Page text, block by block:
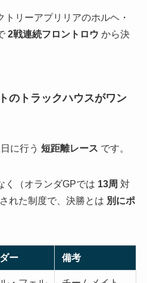
リーアプリリアのホルヘ・
2戦連続フロントロウ から決
のトラックハウスがワン
に行う 短距離レース です。
く（オランダGPでは 13周 対
れた制度で、決勝とは 別にポ
ー 備考